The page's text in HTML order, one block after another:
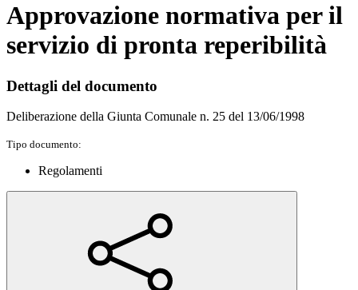
Approvazione normativa per il
servizio di pronta reperibilità
Dettagli del documento
Deliberazione della Giunta Comunale n. 25 del 13/06/1998
Tipo documento:
Regolamenti